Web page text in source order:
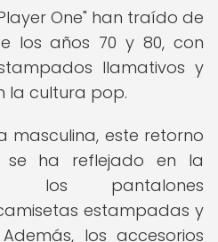
One" han traído de
los años 70 y 80, con
llamativos y
la cultura pop.
masculina, este retorno
ha reflejado en la
los pantalones
estampadas y
los accesorios